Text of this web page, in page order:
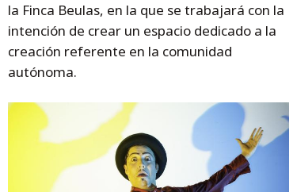
la Finca Beulas, en la que se trabajará con la
intención de crear un espacio dedicado a la
creación referente en la comunidad
autónoma.